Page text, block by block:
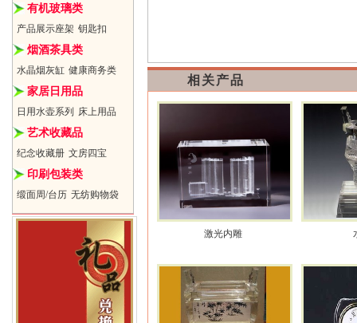
有机玻璃类
产品展示座架 钥匙扣
烟酒茶具类
水晶烟灰缸 健康商务类
家居日用品
日用水壶系列 床上用品
艺术收藏品
纪念收藏册 文房四宝
印刷包装类
缎面周/台历 无纺购物袋
相关产品
激光内雕